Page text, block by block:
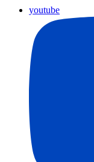
youtube